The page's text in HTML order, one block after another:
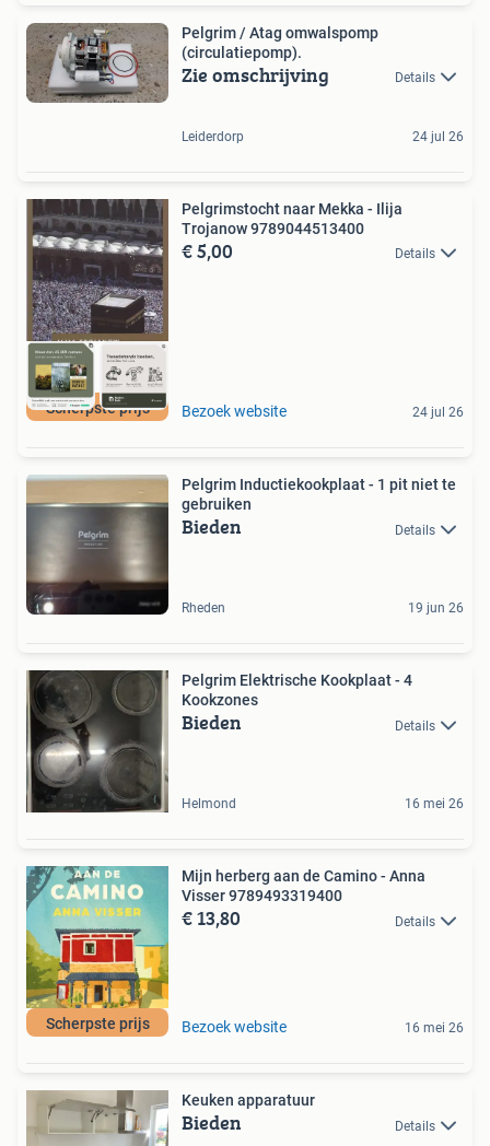
Pelgrim / Atag omwalspomp
(circulatiepomp).
Zie omschrijving Details
Leiderdorp 24 jul 26
Scherpste prijs
Pelgrimstocht naar Mekka - Ilija
Trojanow 9789044513400
€ 5,00 Details
Bezoek website 24 jul 26
Pelgrim Inductiekookplaat - 1 pit niet te
gebruiken
Bieden Details
Rheden 19 jun 26
Pelgrim Elektrische Kookplaat - 4
Kookzones
Bieden Details
Helmond 16 mei 26
Scherpste prijs
Mijn herberg aan de Camino - Anna
Visser 9789493319400
€ 13,80 Details
Bezoek website 16 mei 26
Keuken apparatuur
Bieden Details